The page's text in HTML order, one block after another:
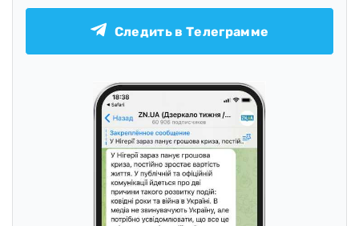
Следить в Телеграмме